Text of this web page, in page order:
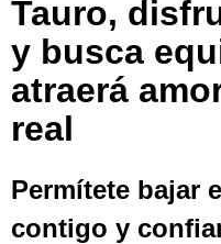
Tauro,
y busca
atraerá
real
Permítete bajar
contigo y